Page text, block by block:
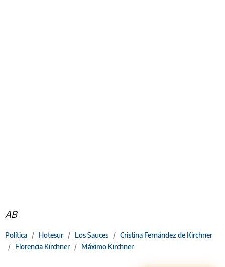
AB
Política / Hotesur / Los Sauces / Cristina Fernández de Kirchner
/ Florencia Kirchner / Máximo Kirchner